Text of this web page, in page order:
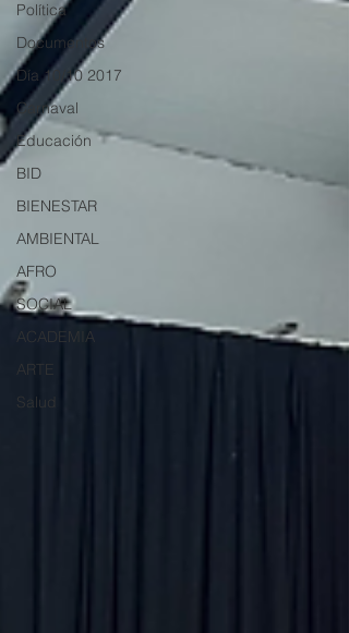
Política
Documentos
Día 10/10 2017
Carnaval
Educación
BID
BIENESTAR
AMBIENTAL
AFRO
SOCIAL
ACADEMIA
ARTE
Salud